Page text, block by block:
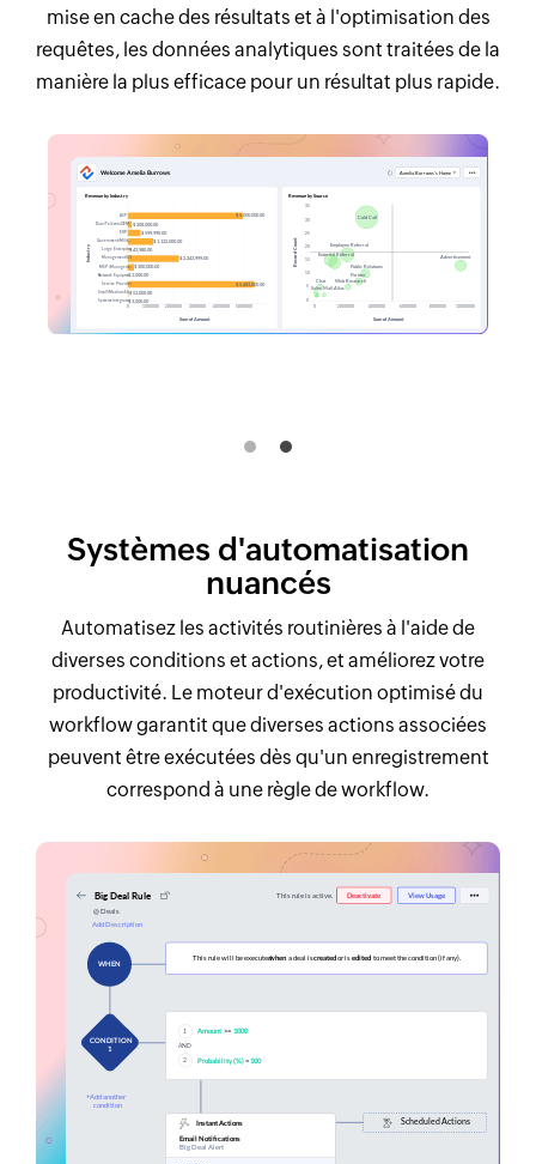
mise en cache des résultats et à l'optimisation des
requêtes, les données analytiques sont traitées de la
manière la plus efficace pour un résultat plus rapide.
Systèmes d'automatisation
nuancés
Automatisez les activités routinières à l'aide de
diverses conditions et actions, et améliorez votre
productivité. Le moteur d'exécution optimisé du
workflow garantit que diverses actions associées
peuvent être exécutées dès qu'un enregistrement
correspond à une règle de workflow.